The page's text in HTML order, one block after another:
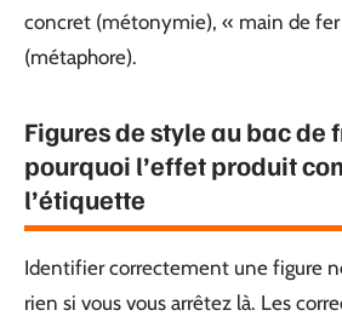
concret (métonymie), « main de fer
(métaphore).
Figures de style au bac de
pourquoi l’effet produit
l’étiquette
Identifier correctement une figure
rien si vous vous arrêtez là. Les